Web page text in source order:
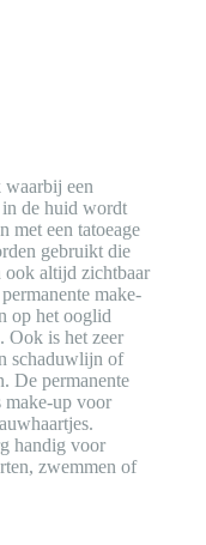
waarbij een
in de huid wordt
met een tatoeage
gebruikt die
ook altijd zichtbaar
make-
op het ooglid
Ook is het zeer
schaduwlijn of
De permanente
make-up voor
handig voor
zwemmen of